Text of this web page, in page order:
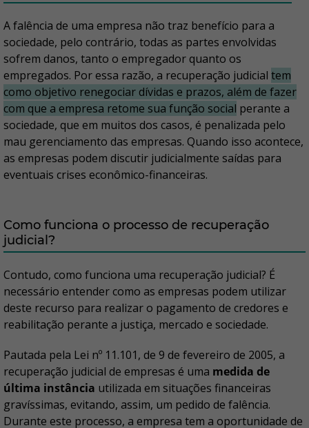
A falência de uma empresa não traz benefício para a
sociedade, pelo contrário, todas as partes envolvidas
sofrem danos, tanto o empregador quanto os
empregados. Por essa razão, a recuperação judicial tem
como objetivo renegociar dívidas e prazos, além de fazer
com que a empresa retome sua função social perante a
sociedade, que em muitos dos casos, é penalizada pelo
mau gerenciamento das empresas. Quando isso acontece,
as empresas podem discutir judicialmente saídas para
eventuais crises econômico-financeiras.
Como funciona o processo de recuperação
judicial?
Contudo, como funciona uma recuperação judicial? É
necessário entender como as empresas podem utilizar
deste recurso para realizar o pagamento de credores e
reabilitação perante a justiça, mercado e sociedade.
Pautada pela Lei nº 11.101, de 9 de fevereiro de 2005, a
recuperação judicial de empresas é uma medida de
última instância utilizada em situações financeiras
gravíssimas, evitando, assim, um pedido de falência.
Durante este processo, a empresa tem a oportunidade de